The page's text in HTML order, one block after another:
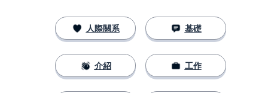
人際關系
介紹
基礎
工作